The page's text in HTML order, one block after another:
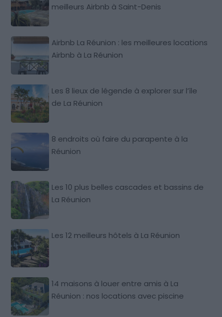
meilleurs Airbnb à Saint-Denis
Airbnb La Réunion : les meilleures locations
Airbnb à La Réunion
Les 8 lieux de légende à explorer sur l’île
de La Réunion
8 endroits où faire du parapente à la
Réunion
Les 10 plus belles cascades et bassins de
La Réunion
Les 12 meilleurs hôtels à La Réunion
14 maisons à louer entre amis à La
Réunion : nos locations avec piscine